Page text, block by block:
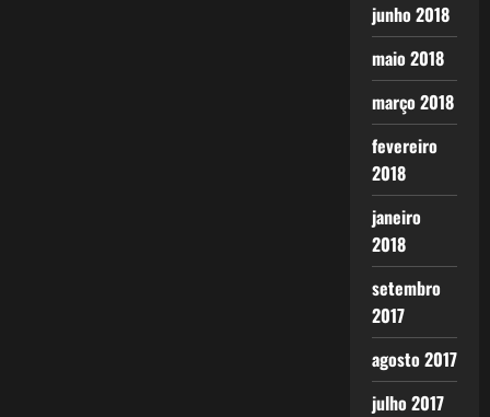
junho 2018
maio 2018
março 2018
fevereiro
2018
janeiro
2018
setembro
2017
agosto 2017
julho 2017